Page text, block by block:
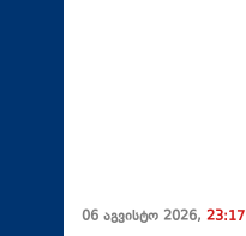
06 აგვისტო 2026, 23:17